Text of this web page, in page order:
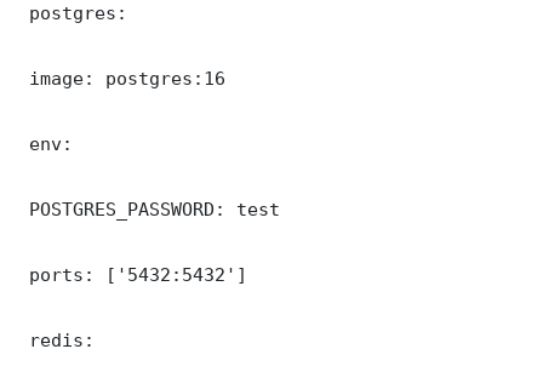
postgres:
image: postgres:16
env:
POSTGRES_PASSWORD: test
ports: ['5432:5432']
redis: